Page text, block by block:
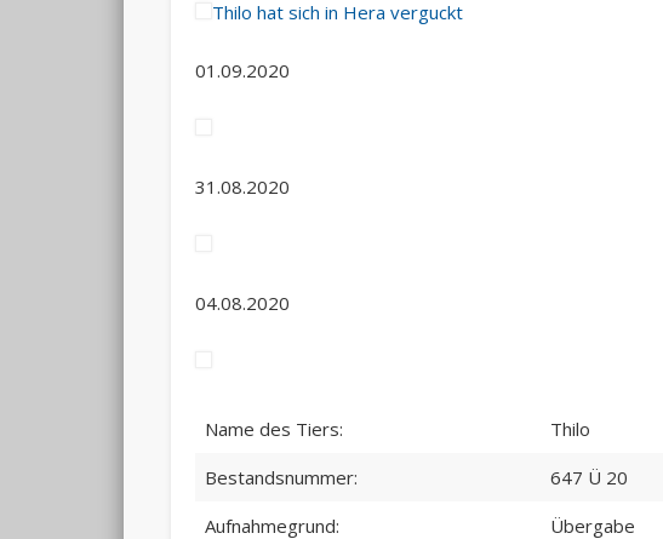
Thilo hat sich in Hera verguckt
01.09.2020
31.08.2020
04.08.2020
Name des Tiers:
Thilo
Bestandsnummer:
647 Ü 20
Aufnahmegrund:
Übergabe